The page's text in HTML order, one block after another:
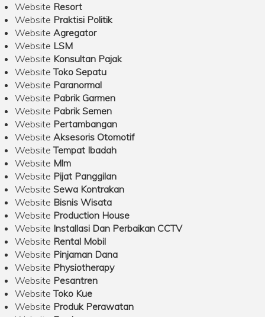
Website Resort
Website Praktisi Politik
Website Agregator
Website LSM
Website Konsultan Pajak
WebsiteToko Sepatu
Website Paranormal
Website Pabrik Garmen
Website Pabrik Semen
Website Pertambangan
Website Aksesoris Otomotif
WebsiteTempat Ibadah
Website Mlm
Website Pijat Panggilan
Website Sewa Kontrakan
Website Bisnis Wisata
Website Production House
Website Installasi Dan Perbaikan CCTV
Website Rental Mobil
Website Pinjaman Dana
Website Physiotherapy
Website Pesantren
WebsiteToko Kue
Website Produk Perawatan